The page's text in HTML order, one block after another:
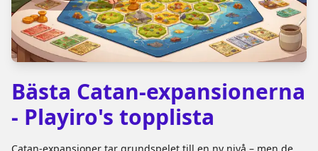
Bästa Catan-expansionerna
- Playiro's topplista
Catan-expansioner tar grundspelet till en ny nivå – men de